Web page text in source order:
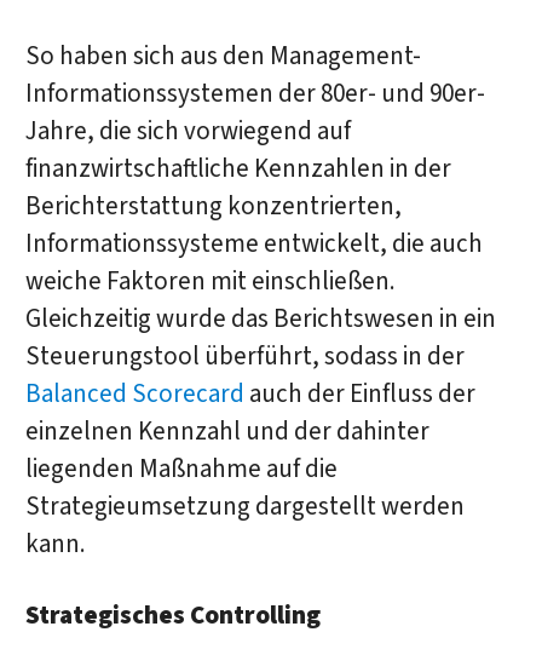
So haben sich aus den Management-
Informationssystemen der 80er- und 90er-
Jahre, die sich vorwiegend auf
finanzwirtschaftliche Kennzahlen in der
Berichterstattung konzentrierten,
Informationssysteme entwickelt, die auch
weiche Faktoren mit einschließen.
Gleichzeitig wurde das Berichtswesen in ein
Steuerungstool überführt, sodass in der
Balanced Scorecard auch der Einfluss der
einzelnen Kennzahl und der dahinter
liegenden Maßnahme auf die
Strategieumsetzung dargestellt werden
kann.
Strategisches Controlling